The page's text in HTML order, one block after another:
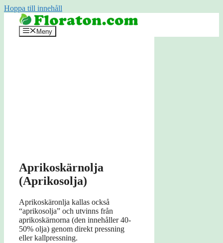
Hoppa till innehåll
Meny
Aprikoskärnolja
(Aprikosolja)
Aprikoskäronlja kallas också
“aprikosolja” och utvinns från
aprikoskärnorna (den innehåller 40-
50% olja) genom direkt pressning
eller kallpressning.